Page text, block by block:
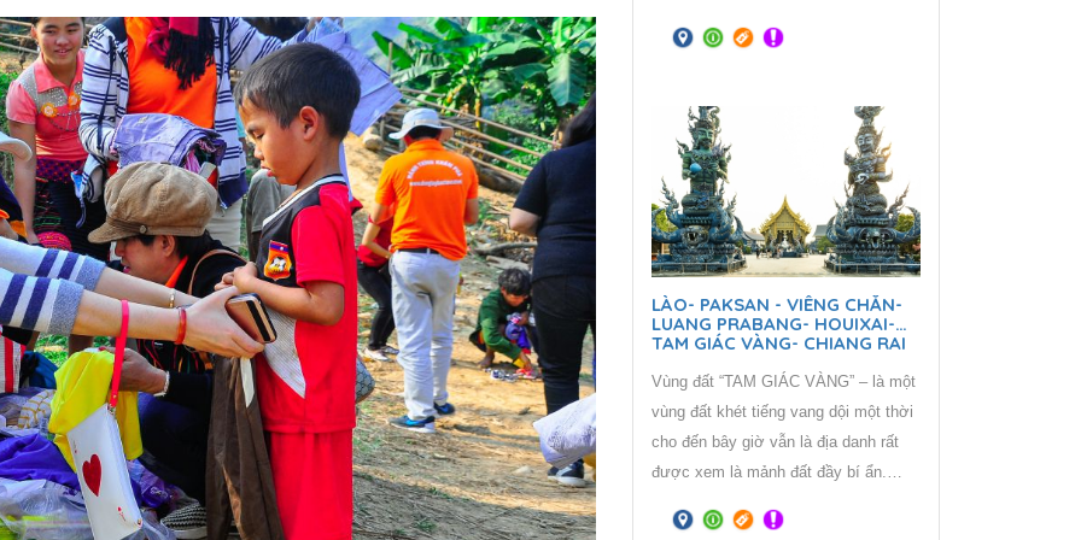
VÀNG” – là một vùng đất khét tiếng
vẫn là địa danh rất được xem là mảnh
đất đầy bí ẩn. Tam giác Vàng trên
thực tế có diện tích bằng một nửa so
với miền Bắc Việt Nam, trải dài từ
tỉnh Mong Hpayak của Myanmar, sang
Chiang Rai của Thái Lan và
LÀO- PAKSAN - VIÊNG CHĂN-
LUANG PRABANG- HOUIXAI-
TAM GIÁC VÀNG- CHIANG RAI
Vùng đất “TAM GIÁC VÀNG” – là một
vùng đất khét tiếng vang dội một thời
cho đến bây giờ vẫn là địa danh rất
được xem là mảnh đất đầy bí ẩn.
tích bằng một nửa so với miền Bắc